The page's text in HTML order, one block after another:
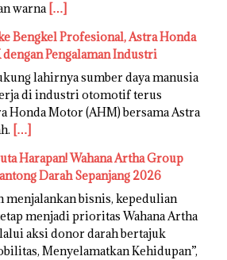
warna […]
Bengkel Profesional, Astra Honda
Pengalaman Industri
lahirnya sumber daya manusia
di industri otomotif terus
Honda Motor (AHM) bersama Astra
[…]
Harapan! Wahana Artha Group
Darah Sepanjang 2026
menjalankan bisnis, kepedulian
menjadi prioritas Wahana Artha
aksi donor darah bertajuk
Menyelamatkan Kehidupan”,